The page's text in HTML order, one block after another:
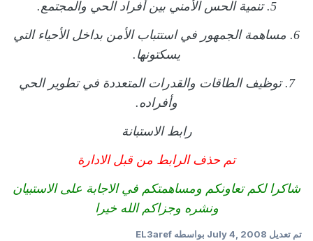
5. تنمية الحس الأمني بين أفراد الحي والمجتمع.
6. مساهمة الجمهور في استتباب الأمن بداخل الأحياء التي
يسكتونها.
7. توظيف الطاقات والقدرات المتعددة في تطوير الحي
وأفراده.
رابط الاستبانة
تم حذف الرابط من قبل الادارة
شاكرا لكم تعاونكم ومساهمتكم في الاجابة على الاستبيان
ونشره وجزاكم الله خيرا
تم تعديلJuly 4, 2008بواسطه EL3aref